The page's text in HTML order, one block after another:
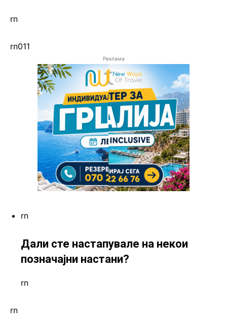
rn
rn011
Реклама
rn
Дали сте настапувале на некои
позначајни настани?
rn
rn